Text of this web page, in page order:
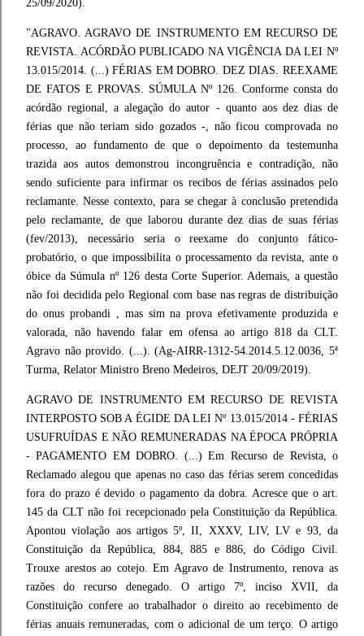
25/09/2020).
"AGRAVO. AGRAVO DE INSTRUMENTO EM RECURSO DE
REVISTA. ACÓRDÃO PUBLICADO NA VIGÊNCIA DA LEI Nº
13.015/2014. (...) FÉRIAS EM DOBRO. DEZ DIAS. REEXAME
DE FATOS E PROVAS. SÚMULA Nº 126. Conforme consta do
acórdão regional, a alegação do autor - quanto aos dez dias de
férias que não teriam sido gozados -, não ficou comprovada no
processo, ao fundamento de que o depoimento da testemunha
trazida aos autos demonstrou incongruência e contradição, não
sendo suficiente para infirmar os recibos de férias assinados pelo
reclamante. Nesse contexto, para se chegar à conclusão pretendida
pelo reclamante, de que laborou durante dez dias de suas férias
(fev/2013), necessário seria o reexame do conjunto fático-
probatório, o que impossibilita o processamento da revista, ante o
óbice da Súmula nº 126 desta Corte Superior. Ademais, a questão
não foi decidida pelo Regional com base nas regras de distribuição
do onus probandi , mas sim na prova efetivamente produzida e
valorada, não havendo falar em ofensa ao artigo 818 da CLT.
Agravo não provido. (...). (Ag-AIRR-1312-54.2014.5.12.0036, 5ª
Turma, Relator Ministro Breno Medeiros, DEJT 20/09/2019).
AGRAVO DE INSTRUMENTO EM RECURSO DE REVISTA
INTERPOSTO SOB A ÉGIDE DA LEI Nº 13.015/2014 - FÉRIAS
USUFRUÍDAS E NÃO REMUNERADAS NA ÉPOCA PRÓPRIA
- PAGAMENTO EM DOBRO. (...) Em Recurso de Revista, o
Reclamado alegou que apenas no caso das férias serem concedidas
fora do prazo é devido o pagamento da dobra. Acresce que o art.
145 da CLT não foi recepcionado pela Constituição da República.
Apontou violação aos artigos 5º, II, XXXV, LIV, LV e 93, da
Constituição da República, 884, 885 e 886, do Código Civil.
Trouxe arestos ao cotejo. Em Agravo de Instrumento, renova as
razões do recurso denegado. O artigo 7º, inciso XVII, da
Constituição confere ao trabalhador o direito ao recebimento de
férias anuais remuneradas, com o adicional de um terço. O artigo